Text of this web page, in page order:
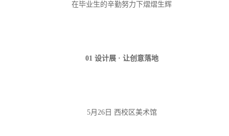
在毕业生的辛勤努力下熠熠生辉
01 设计展 · 让创意落地
5月26日 西校区美术馆